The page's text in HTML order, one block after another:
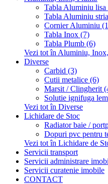
Tabla Aluminiu lisa
Tabla Aluminiu
Cornier Aluminiu
Tabla Inox (7)
Tabla Plumb (6)
Vezi tot în Aluminiu,
Diverse
Carbid (3)
Cutii metalice (6)
Marsit / Clingherit
Solutie ignifuga
Vezi tot în Diverse
Lichidare de Stoc
Radiator baie /
Dopuri pvc pentru
Vezi tot în Lichidare de
Servicii transport
Servicii administrare
Servicii curatenie imobile
CONTACT